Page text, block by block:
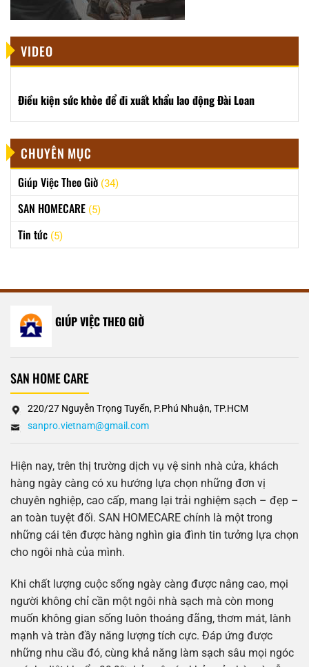
VIDEO
Điều kiện sức khỏe để đi xuất khẩu lao động Đài Loan
CHUYÊN MỤC
Giúp Việc Theo Giờ (34)
SAN HOMECARE (5)
Tin tức (5)
GIÚP VIỆC THEO GIỜ
SAN HOME CARE
220/27 Nguyễn Trọng Tuyển, P.Phú Nhuận, TP.HCM
sanpro.vietnam@gmail.com
Hiện nay, trên thị trường dịch vụ vệ sinh nhà cửa, khách
hàng ngày càng có xu hướng lựa chọn những đơn vị
chuyên nghiệp, cao cấp, mang lại trải nghiệm sạch – đẹp –
an toàn tuyệt đối. SAN HOMECARE chính là một trong
những cái tên được hàng nghìn gia đình tin tưởng lựa chọn
cho ngôi nhà của mình.
Khi chất lượng cuộc sống ngày càng được nâng cao, mọi
người không chỉ cần một ngôi nhà sạch mà còn mong
muốn không gian sống luôn thoáng đãng, thơm mát, lành
mạnh và tràn đầy năng lượng tích cực. Đáp ứng được
những nhu cầu đó, cùng khả năng làm sạch sâu mọi ngóc